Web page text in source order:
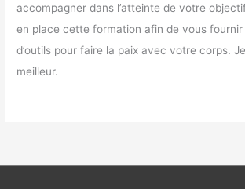
accompagner dans l’atteinte de votre
en place cette formation afin de vous fournir
d’outils pour faire la paix avec votre corps.
meilleur.